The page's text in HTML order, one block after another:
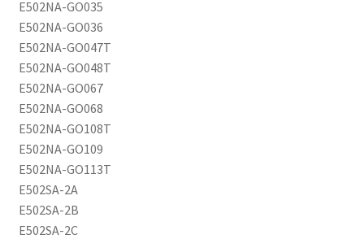
E502NA-GO035
E502NA-GO036
E502NA-GO047T
E502NA-GO048T
E502NA-GO067
E502NA-GO068
E502NA-GO108T
E502NA-GO109
E502NA-GO113T
E502SA-2A
E502SA-2B
E502SA-2C